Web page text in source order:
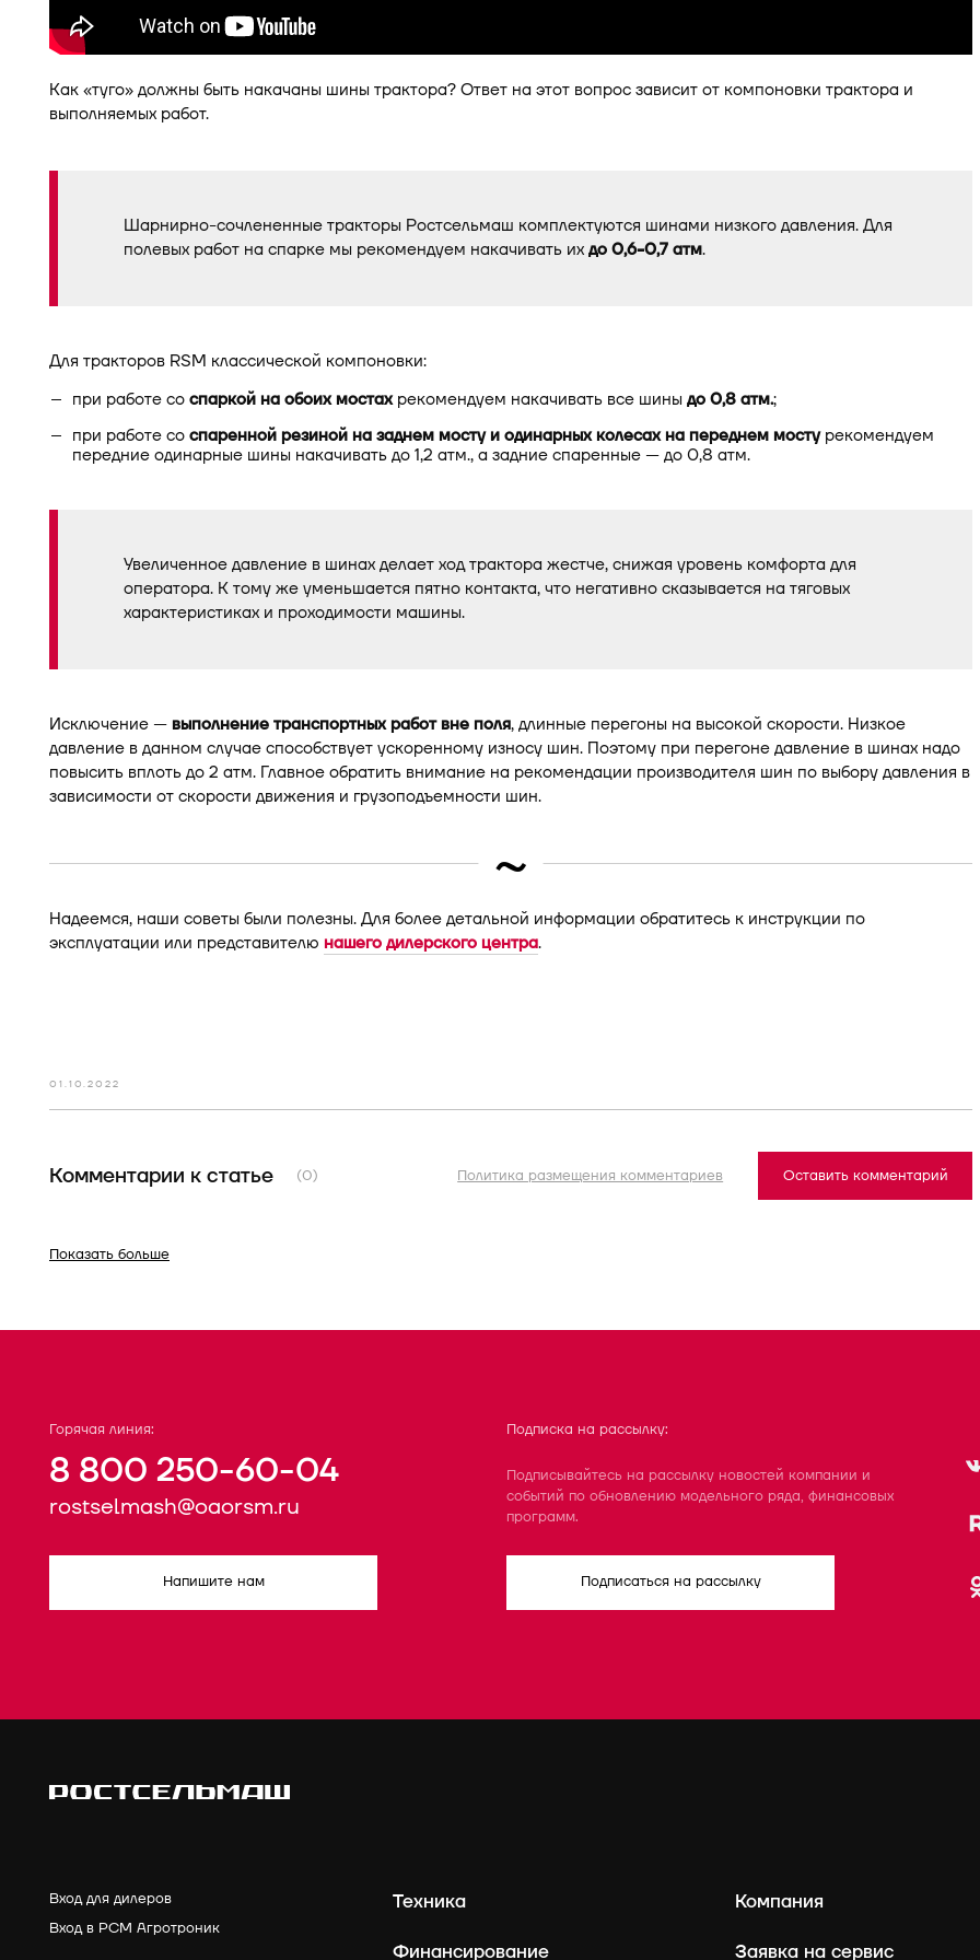
Как «туго» должны быть накачаны шины трактора? Ответ на этот вопрос зависит от компоновки трактора и
выполняемых работ.
Шарнирно-сочлененные тракторы Ростсельмаш комплектуются шинами низкого давления. Для
полевых работ на спарке мы рекомендуем накачивать ихдо 0,6-0,7 атм.
Для тракторов RSM классической компоновки:
при работе соспаркой на обоих мостахрекомендуем накачивать все шины до 0,8 атм.;
при работе соспаренной резиной на заднем мосту и одинарных колесах на переднем мостурекомендуем
передние одинарные шины накачивать до 1,2 атм., а задние спаренные — до 0,8 атм.
Увеличенное давление в шинах делает ход трактора жестче, снижая уровень комфорта для
оператора. К тому же уменьшается пятно контакта, что негативно сказывается на тяговых
характеристиках и проходимости машины.
Исключение — выполнение транспортных работ вне поля, длинные перегоны на высокой скорости. Низкое
давление в данном случае способствует ускоренному износу шин. Поэтому при перегоне давление в шинах надо
повысить вплоть до 2 атм. Главное обратить внимание на рекомендации производителя шин по выбору давления в
зависимости от скорости движения и грузоподъемности шин.
~
Надеемся, наши советы были полезны. Для более детальной информации обратитесь к инструкции по
эксплуатации или представителю нашего дилерского центра.
01.10.2022
Комментарии к статье (0) Политика размещения комментариев Оставить комментарий
Показать больше
Горячая линия:
8 800 250-60-04
rostselmash@oaorsm.ru
Напишите нам
Подписка на рассылку:
Подписывайтесь на рассылку новостей компании и
событий по обновлению модельного ряда, финансовых
программ.
Подписаться на рассылку
Вход для дилеров
Вход в РСМ Агротроник
Техника
Финансирование
Компания
Заявка на сервис